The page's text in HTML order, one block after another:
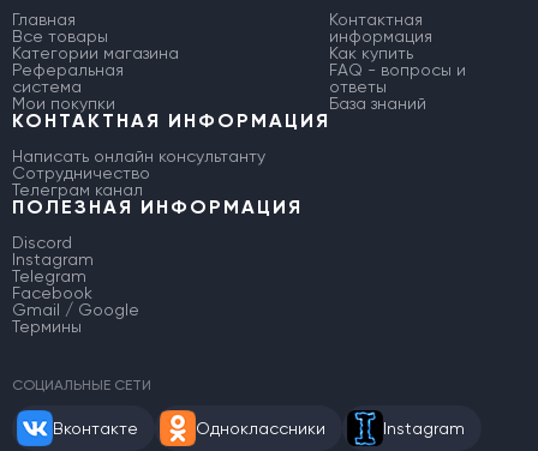
Главная
Все товары
Категории магазина
Реферальная
система
Мои покупки
Контактная
информация
Как купить
FAQ - вопросы и
ответы
База знаний
КОНТАКТНАЯ ИНФОРМАЦИЯ
Написать онлайн консультанту
Сотрудничество
Телеграм канал
ПОЛЕЗНАЯ ИНФОРМАЦИЯ
Discord
Instagram
Telegram
Facebook
Gmail / Google
Термины
СОЦИАЛЬНЫЕ СЕТИ
Вконтакте Одноклассники Instagram